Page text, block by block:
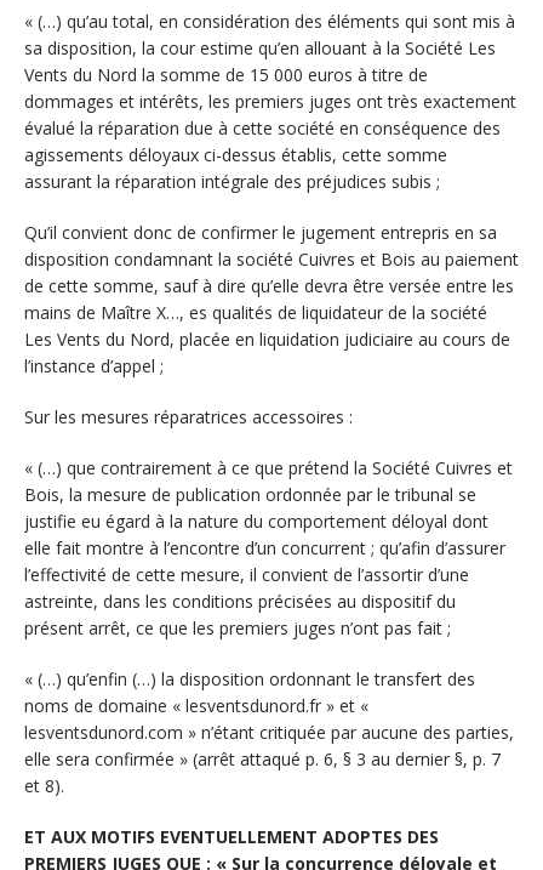
« (…) qu’au total, en considération des éléments qui sont mis à
sa disposition, la cour estime qu’en allouant à la Société Les
Vents du Nord la somme de 15 000 euros à titre de
dommages et intérêts, les premiers juges ont très exactement
évalué la réparation due à cette société en conséquence des
agissements déloyaux ci-dessus établis, cette somme
assurant la réparation intégrale des préjudices subis ;
Qu’il convient donc de confirmer le jugement entrepris en sa
disposition condamnant la société Cuivres et Bois au paiement
de cette somme, sauf à dire qu’elle devra être versée entre les
mains de Maître X…, es qualités de liquidateur de la société
Les Vents du Nord, placée en liquidation judiciaire au cours de
l’instance d’appel ;
Sur les mesures réparatrices accessoires :
« (…) que contrairement à ce que prétend la Société Cuivres et
Bois, la mesure de publication ordonnée par le tribunal se
justifie eu égard à la nature du comportement déloyal dont
elle fait montre à l’encontre d’un concurrent ; qu’afin d’assurer
l’effectivité de cette mesure, il convient de l’assortir d’une
astreinte, dans les conditions précisées au dispositif du
présent arrêt, ce que les premiers juges n’ont pas fait ;
« (…) qu’enfin (…) la disposition ordonnant le transfert des
noms de domaine « lesventsdunord.fr » et «
lesventsdunord.com » n’étant critiquée par aucune des parties,
elle sera confirmée » (arrêt attaqué p. 6, § 3 au dernier §, p. 7
et 8).
ET AUX MOTIFS EVENTUELLEMENT ADOPTES DES
PREMIERS JUGES QUE : « Sur la concurrence déloyale et